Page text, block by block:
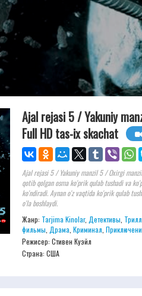
Ajal rejasi 5 / Yakuniy
Full HD tas-ix skachat
Ajal rejasi 5 / Yakuniy manzil 5 / Oxirgi
qotib qolgan osma ko'prik qulab tushadi va
ko'ndiradi. Aynan o'z vaqtida ko'prik qulab
o'la boshlaydi.
Жанр: Tarjima Kinolar, Детективы
фильмы Драма Криминал
Режисер: Стивен Куэйл
Страна: США